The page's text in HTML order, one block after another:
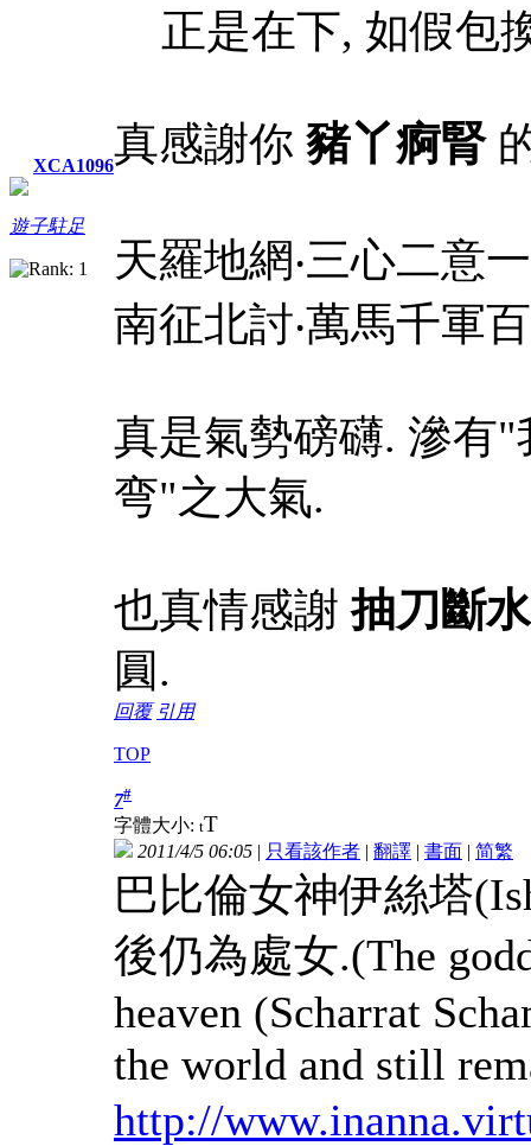
XCA1096
遊子駐足
正是在下, 如假包
真感謝你 豬丫痾腎
天羅地網‧三心二意
南征北討‧萬馬千軍
真是氣勢磅礴. 滲有
弯"之大氣.
也真情感謝抽刀斷水
圓.
回覆 引用
TOP
7#
字體大小: tT
2011/4/5 06:05 | 只看該作者 | 翻譯 | 書面 | 简繁
巴比倫女神伊絲塔
後仍為處女.(The
heaven (Scharrat
the world and still
http://